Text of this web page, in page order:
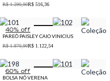
R$ 1.290,90R$ 516,36
40% off
PAREÔ PAISLEY CAIO VINICIUS
R$ 1.870,90R$ 1.122,54
60% off
BOLSA NÓ VERENA